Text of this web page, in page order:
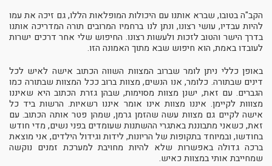
הקב"ה בטובו, שברא אותנו עם היכולות המופלאות הללו, גם זיכה את עמו
להיות עבדיו, עושי רצונו, ונתן לנו ברחמיו המרובים תורה המדריכה אותנו
בדרך הישר והטוב לזכות ולעשות רצונו. החיפוש שלי אחר דרכים ישרות
לעובדו באמת, הוא חיפוש שבא מתוך האמונה הזו.
באופן כללי ניתן לומר שברוב המצוות השווה הכתוב אישה לאיש לכל
דינים שבתורה. כלומר, אנו הנשים, מצוות ברוב ככל המצוות שבתורה כמו
הגברים. עם זאת, ישנן מצוות מסוימות, שבהן גזרת הכתוב היא שאיננו
מצווות לקיימן. איננו מצוות אינו אומר איננו רשאיות. הרשות ביד כל
אישה לקיים גם מצוות עשה שהזמן גרמן, שמהן פטר אותה הכתוב. עם
זאת, כשאני מתבוננת באתגרי ההשתנות שעומדים בפני נשים, מדי חודש
בחודשו, ובמיוחד בתקופות של הריונות, לידות וגידול הילדים, אני מוצאת
ברכה גדולה באפשרות שלא להיות מחויבת למערכת זמנים נוקשה
שמחייבת אותי במצוות כאיש.